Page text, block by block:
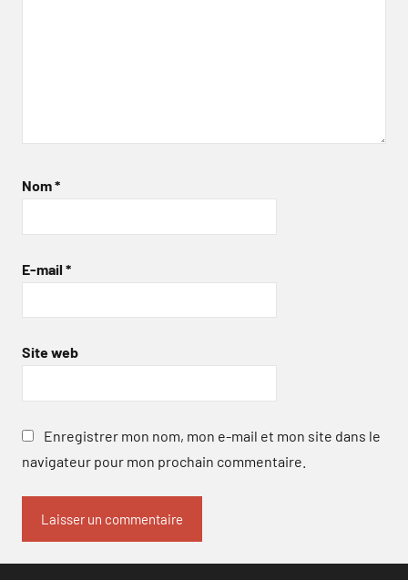
Nom*
E-mail *
Site web
Enregistrer mon nom, mon e-mail et mon site dans le
navigateur pour mon prochain commentaire.